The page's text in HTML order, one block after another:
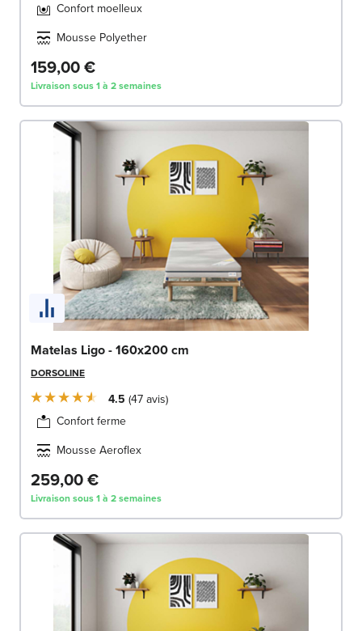
Confort moelleux
Mousse Polyether
159,00 €
Livraison sous 1 à 2 semaines
Matelas Ligo - 160x200 cm
DORSOLINE
4.5 47avis
Confort ferme
Mousse Aeroflex
259,00 €
Livraison sous 1 à 2 semaines